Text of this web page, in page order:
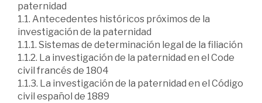
paternidad
1.1. Antecedentes históricos próximos de la
investigación de la paternidad
1.1.1. Sistemas de determinación legal de la filiación
1.1.2. La investigación de la paternidad en el Code
civil francés de 1804
1.1.3. La investigación de la paternidad en el Código
civil español de 1889